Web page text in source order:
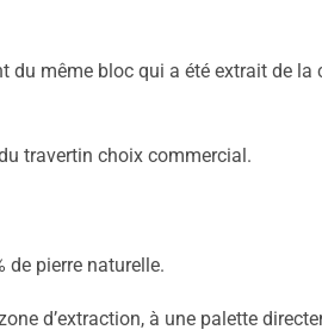
du même bloc qui a été extrait de la
travertin choix commercial.
de pierre naturelle.
d’extraction, à une palette